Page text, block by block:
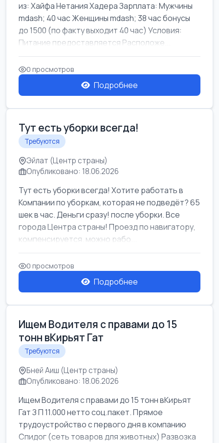
из: Хайфа Нетания Хадера Зарплата: Мужчины
mdash; 40 час Женщины mdash; 38 час бонусы
до 1500 (по факту выходит 40 час) Условия:
Питание предоставляется Расположе...
0 просмотров
Подробнее
Тут есть уборки всегда!
Требуются
Эйлат (Центр страны)
Опубликовано: 18.06.2026
Тут есть уборки всегда! Хотите работать в
Компании по уборкам, которая не подведёт? 65
шек в час. Деньги сразу! после уборки. Все
города Центра страны! Проезд по навигатору,
компенсируется. можно рабо...
0 просмотров
Подробнее
Ищем Водителя с правами до 15
тонн вКирьят Гат
Требуются
Бней Аиш (Центр страны)
Опубликовано: 18.06.2026
Ищем Водителя с правами до 15 тонн вКирьят
Гат З П 11.000 нетто соц.пакет. Прямое
трудоустройство с первого дня в компанию
Спидог (сеть товаров для животных) Развозка